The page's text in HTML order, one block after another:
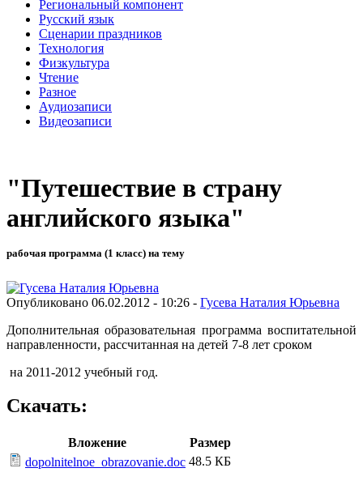
Региональный компонент
Русский язык
Сценарии праздников
Технология
Физкультура
Чтение
Разное
Аудиозаписи
Видеозаписи
"Путешествие в страну
английского языка"
рабочая программа (1 класс) на тему
Опубликовано 06.02.2012 - 10:26 - Гусева Наталия Юрьевна
Дополнительная образовательная программа воспитательной
направленности, рассчитанная на детей 7-8 лет сроком
на 2011-2012 учебный год.
Скачать:
Вложение
Размер
dopolnitelnoe_obrazovanie.doc 48.5 КБ